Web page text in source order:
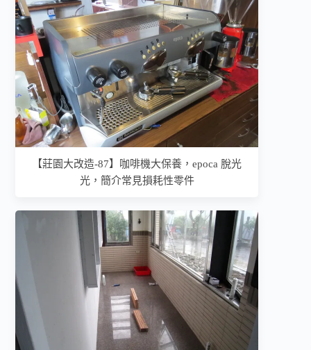
【莊園大改造-87】咖啡機大保養，epoca 脫光
光，簡介常見損耗性零件